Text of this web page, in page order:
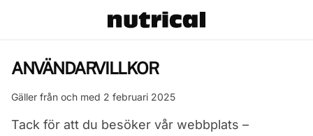
ANVÄNDARVILLKOR
Gäller från och med 2 februari 2025
Tack för att du besöker vår webbplats –